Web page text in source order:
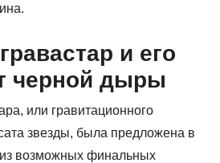
и его
черной дыры
или гравитационного
звезды, была предложена в
из возможных финальных